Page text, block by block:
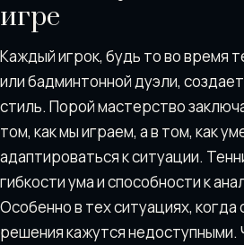
игре
Каждый игрок, будь то во время
или бадминтонной дуэли,
стиль. Порой мастерство
том, как мы играем, а в том, как
адаптироваться к ситуации.
гибкости ума и способности к
Особенно в тех ситуациях, когда
решения кажутся недоступными.